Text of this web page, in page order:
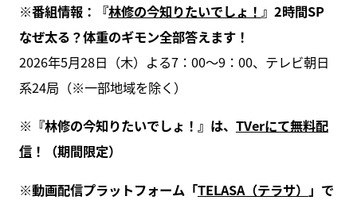
※番組情報：『林修の今知りたいでしょ！ 』2時間SP
なぜ太る？体重のギモン全部答えます！
2026年5月28日（木）よる7：00～9：00、テレビ朝日
系24局（※一部地域を除く）
※『林修の今知りたいでしょ！』は、 TVerにて無料配
信！（期間限定）
※動画配信プラットフォーム「TELASA（テラサ） 」で